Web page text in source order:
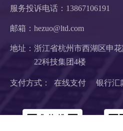
邮箱：hezuo@ltd.com
地址：浙江省杭州市西湖区申花
支付方式：  在线支付     银行汇
服务投诉电话： 13867106191
22科技集团4楼